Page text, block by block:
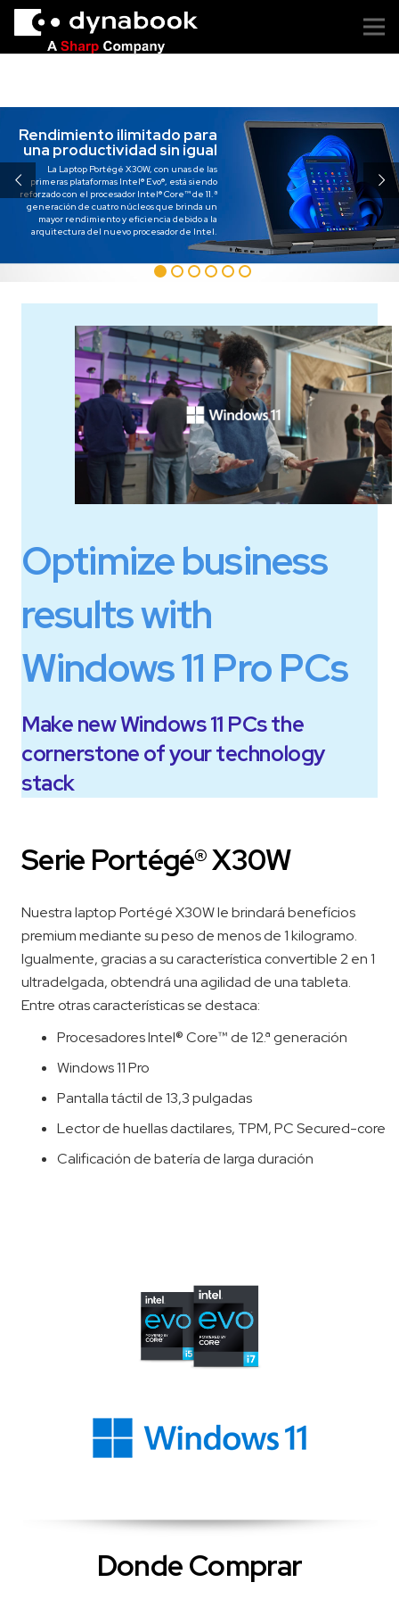
La Laptop Portégé X30W, con unas de las
primeras plataformas Intel® Evo®, está siendo
reforzado con el procesador Intel® Core™ de 11.ª
generación de cuatro núcleos que brinda un
mayor rendimiento y eficiencia debido a la
arquitectura del nuevo procesador de Intel.
Rendimiento ilimitado para
una productividad sin igual
Optimize business
results with
Windows 11 Pro PCs
Make new Windows 11 PCs the
cornerstone of your technology
stack
Serie Portégé® X30W
Nuestra laptop Portégé X30W le brindará benefícios
premium mediante su peso de menos de 1 kilogramo.
Igualmente, gracias a su característica convertible 2 en 1
ultradelgada, obtendrá una agilidad de una tableta.
Entre otras características se destaca:
Procesadores Intel® Core™ de 12.ª generación
Windows 11 Pro
Pantalla táctil de 13,3 pulgadas
Lector de huellas dactilares, TPM, PC Secured-core
Calificación de batería de larga duración
Donde Comprar